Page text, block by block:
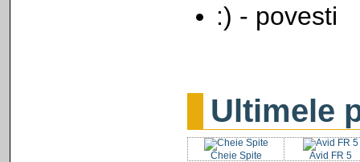
:) - povesti
Ultimele
Cheie Spite Avid FR 5